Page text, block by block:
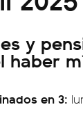
y
haber
en 3: